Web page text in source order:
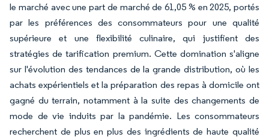
le marché avec une part de marché de 61,05 % en 2025, portés
par les préférences des consommateurs pour une qualité
supérieure et une flexibilité culinaire, qui justifient des
stratégies de tarification premium. Cette domination s'aligne
sur l'évolution des tendances de la grande distribution, où les
achats expérientiels et la préparation des repas à domicile ont
gagné du terrain, notamment à la suite des changements de
mode de vie induits par la pandémie. Les consommateurs
recherchent de plus en plus des ingrédients de haute qualité